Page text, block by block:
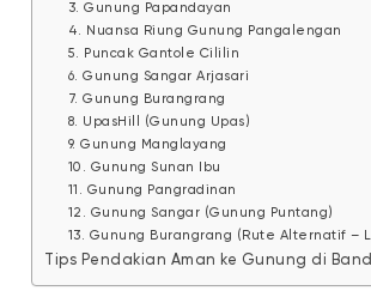
3. Gunung Papandayan
4. Nuansa Riung Gunung Pangalengan
5. Puncak Gantole Cililin
6. Gunung Sangar Arjasari
7. Gunung Burangrang
8. UpasHill (Gunung Upas)
9. Gunung Manglayang
10. Gunung Sunan Ibu
11. Gunung Pangradinan
12. Gunung Sangar (Gunung Puntang)
13. Gunung Burangrang (Rute Alternatif –
Tips Pendakian Aman ke Gunung di